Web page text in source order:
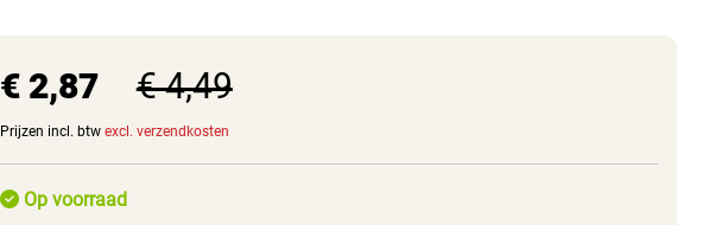
€ 2,87 € 4,49
Prijzen incl. btw excl. verzendkosten
Op voorraad